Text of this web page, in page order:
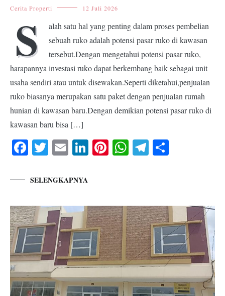
Cerita Properti 12 Juli 2026
S
alah satu hal yang penting dalam proses pembelian
sebuah ruko adalah potensi pasar ruko di kawasan
tersebut.Dengan mengetahui potensi pasar ruko,
harapannya investasi ruko dapat berkembang baik sebagai unit
usaha sendiri atau untuk disewakan.Seperti diketahui,penjualan
ruko biasanya merupakan satu paket dengan penjualan rumah
hunian di kawasan baru.Dengan demikian potensi pasar ruko di
kawasan baru bisa […]
Facebook
Twitter
EmailLinkedIn
Pinterest
WhatsApp
Telegram
SELENGKAPNYA